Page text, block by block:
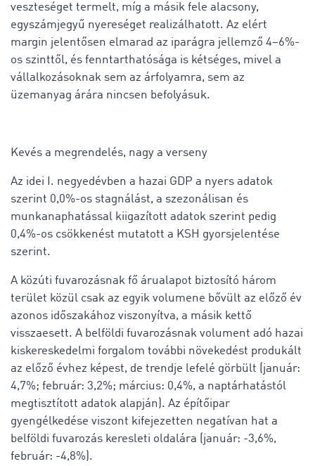
veszteséget termelt, míg a másik fele alacsony,
egyszámjegyű nyereséget realizálhatott. Az elért
margin jelentősen elmarad az iparágra jellemző 4–6%-
os szinttől, és fenntarthatósága is kétséges, mivel a
vállalkozásoknak sem az árfolyamra, sem az
üzemanyag árára nincsen befolyásuk.
Kevés a megrendelés, nagy a verseny
Az idei I. negyedévben a hazai GDP a nyers adatok
szerint 0,0%-os stagnálást, a szezonálisan és
munkanaphatással kiigazított adatok szerint pedig
0,4%-os csökkenést mutatott a KSH gyorsjelentése
szerint.
A közúti fuvarozásnak fő árualapot biztosító három
terület közül csak az egyik volumene bővült az előző év
azonos időszakához viszonyítva, a másik kettő
visszaesett. A belföldi fuvarozásnak volument adó hazai
kiskereskedelmi forgalom további növekedést produkált
az előző évhez képest, de trendje lefelé görbült (január:
4,7%; február: 3,2%; március: 0,4%, a naptárhatástól
megtisztított adatok alapján). Az építőipar
gyengélkedése viszont kifejezetten negatívan hat a
belföldi fuvarozás keresleti oldalára (január: -3,6%,
február: -4,8%).